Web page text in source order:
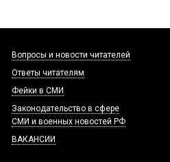
Вопросы и новости читателей
Ответы читателям
Фейки в СМИ
Законодательство в сфере
СМИ и военных новостей РФ
ВАКАНСИИ